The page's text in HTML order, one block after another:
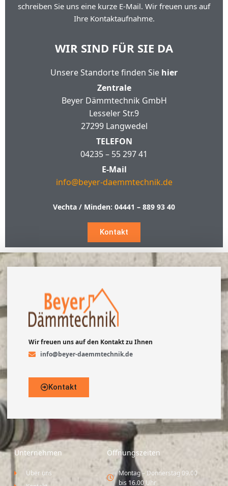
schreiben Sie uns eine kurze E-Mail. Wir freuen uns auf
Ihre Kontaktaufnahme.
WIR SIND FÜR SIE DA
Unsere Standorte finden Sie hier
Zentrale
Beyer Dämmtechnik GmbH
Lesseler Str.9
27299 Langwedel
TELEFON
04235 – 55 297 41
E-Mail
info@beyer-daemmtechnik.de
Vechta / Minden: 04441 – 889 93 40
Kontakt
Wir freuen uns auf den Kontakt zu Ihnen
info@beyer-daemmtechnik.de
Kontakt
Unternehmen
Über uns
Öffnungszeiten
Montag – Donnerstag 09.00
bis 16.00 Uhr